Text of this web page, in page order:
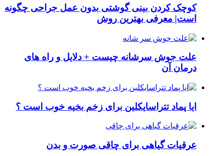
کوچک کردن بینی گوشتی بدون عمل جراحی چگونه
است| معرفی بهترین روش
علت جوش سرشانه چیست + دلایل و راه های
درمان آن
ایا پماد تتراسایکلین برای زخم بخیه خوب است ؟
عرقیات گیاهی برای چاقی صورت و بدن